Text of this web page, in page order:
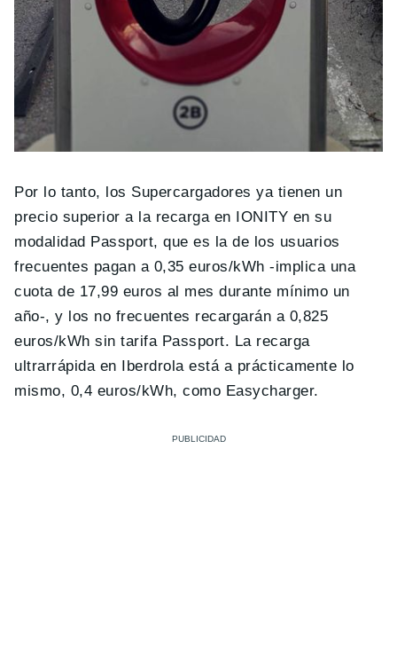
Por lo tanto, los Supercargadores ya tienen un
precio superior a la recarga en IONITY en su
modalidad Passport, que es la de los usuarios
frecuentes pagan a 0,35 euros/kWh -implica una
cuota de 17,99 euros al mes durante mínimo un
año-, y los no frecuentes recargarán a 0,825
euros/kWh sin tarifa Passport. La recarga
ultrarrápida en Iberdrola está a prácticamente lo
mismo, 0,4 euros/kWh, como Easycharger.